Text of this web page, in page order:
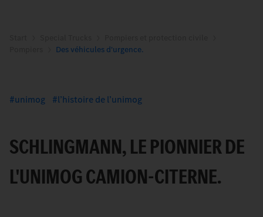
Des véhicules d'urgence.
unimog l’histoire de l’unimog
SCHLINGMANN, LE PIONNIER DE
L'UNIMOG CAMION-CITERNE.